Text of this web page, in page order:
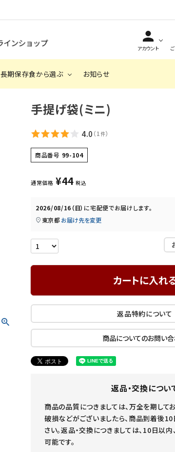
アカウント
長期保存食（非常食）
3,000円～3,999円
手提げ袋
長期保存食から選ぶ
安心米（アルファ
安心米クイック
（アルファ化米）
サクッとライス
おこげ（ライスス
ナック）
お知らせ
手提げ袋(ミニ)
4.0 （1 件）
商品番号 99-104
通常価格 ¥44 税込
2026/08/16（日） に宅配便でお届けします。
東京都 お届け先を変更
カートに入れ
返品特約について
商品についてのお問い
返品・交換につい
商品の品質につきましては、万全を期して
破損などがございましたら、商品到着後
さい。返品・交換につきましては、10日以
可能です。